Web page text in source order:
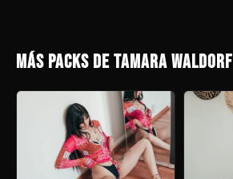
MÁS PACKS DE TAMARA WALDORF